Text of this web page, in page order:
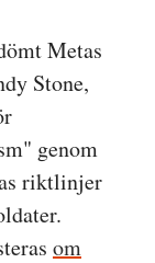
Metas
Stone,
genom
riktlinjer
om